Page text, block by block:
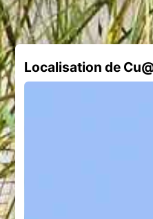
Localisation de